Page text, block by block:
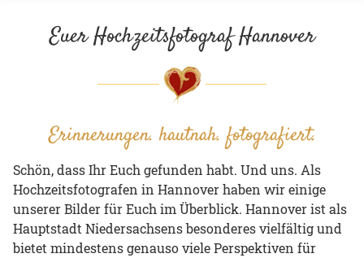
Euer Hochzeitsfotograf Hannover
Erinnerungen. hautnah. fotografiert.
Schön, dass Ihr Euch gefunden habt. Und uns. Als
Hochzeitsfotografen in Hannover haben wir einige
unserer Bilder für Euch im Überblick. Hannover ist als
Hauptstadt Niedersachsens besonderes vielfältig und
bietet mindestens genauso viele Perspektiven für